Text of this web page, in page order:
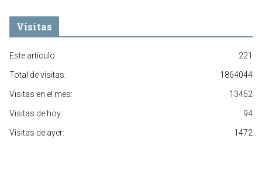
Visitas
221
Este artículo:
1864044
Total de visitas:
13452
Visitas en el mes:
94
Visitas de hoy:
1472
Visitas de ayer: